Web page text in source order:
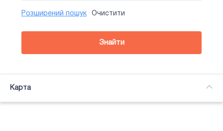
Район
Сторона
Усi
Підсвітка
Розширений пошук Очистити
Знайти
Карта